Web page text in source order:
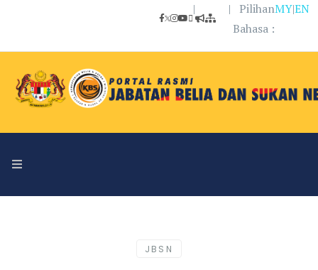
|
| Pilihan
Bahasa :
MY|EN
JBSN